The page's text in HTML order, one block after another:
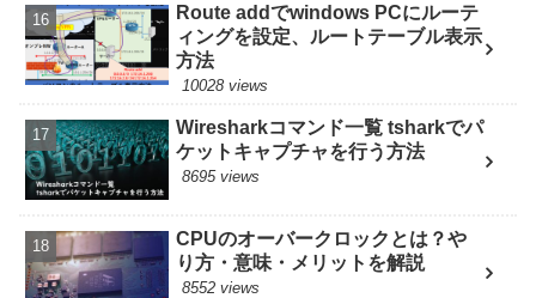
Route addでwindows PCにルーテ
ィングを設定、ルートテーブル表示
方法
10028 views
Wiresharkコマンド一覧 tsharkでパ
ケットキャプチャを行う方法
8695 views
CPUのオーバークロックとは？や
り方・意味・メリットを解説
8552 views